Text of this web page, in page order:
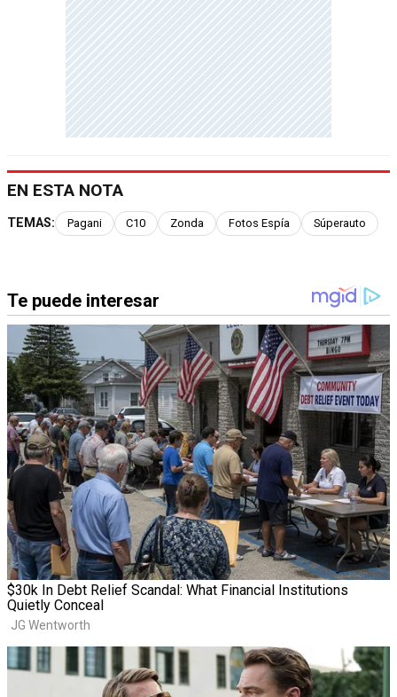
EN ESTA NOTA
TEMAS: Pagani C10 Zonda Fotos Espía Súperauto